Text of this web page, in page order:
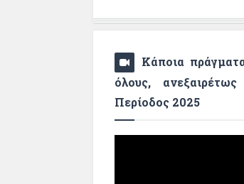
Κάποια
όλους,
Περίοδος 2025